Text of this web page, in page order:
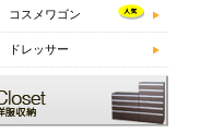
コスメワゴン
ドレッサー